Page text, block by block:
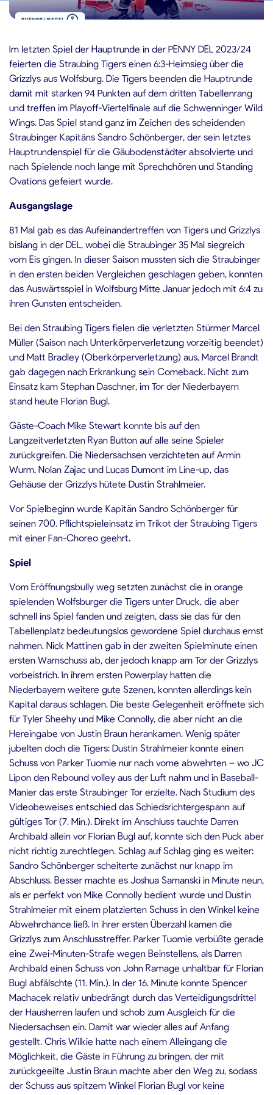
Im letzten Spiel der Hauptrunde in der PENNY DEL 2023/24
feierten die Straubing Tigers einen 6:3-Heimsieg über die
Grizzlys aus Wolfsburg. Die Tigers beenden die Hauptrunde
damit mit starken 94 Punkten auf dem dritten Tabellenrang
und treffen im Playoff-Viertelfinale auf die Schwenninger Wild
Wings. Das Spiel stand ganz im Zeichen des scheidenden
Straubinger Kapitäns Sandro Schönberger, der sein letztes
Hauptrundenspiel für die Gäubodenstädter absolvierte und
nach Spielende noch lange mit Sprechchören und Standing
Ovations gefeiert wurde.
Ausgangslage
81 Mal gab es das Aufeinandertreffen von Tigers und Grizzlys
bislang in der DEL, wobei die Straubinger 35 Mal siegreich
vom Eis gingen. In dieser Saison mussten sich die Straubinger
in den ersten beiden Vergleichen geschlagen geben, konnten
das Auswärtsspiel in Wolfsburg Mitte Januar jedoch mit 6:4 zu
ihren Gunsten entscheiden.
Bei den Straubing Tigers fielen die verletzten Stürmer Marcel
Müller (Saison nach Unterkörperverletzung vorzeitig beendet)
und Matt Bradley (Oberkörperverletzung) aus, Marcel Brandt
gab dagegen nach Erkrankung sein Comeback. Nicht zum
Einsatz kam Stephan Daschner, im Tor der Niederbayern
stand heute Florian Bugl.
Gäste-Coach Mike Stewart konnte bis auf den
Langzeitverletzten Ryan Button auf alle seine Spieler
zurückgreifen. Die Niedersachsen verzichteten auf Armin
Wurm, Nolan Zajac und Lucas Dumont im Line-up, das
Gehäuse der Grizzlys hütete Dustin Strahlmeier.
Vor Spielbeginn wurde Kapitän Sandro Schönberger für
seinen 700. Pflichtspieleinsatz im Trikot der Straubing Tigers
mit einer Fan-Choreo geehrt.
Spiel
Vom Eröffnungsbully weg setzten zunächst die in orange
spielenden Wolfsburger die Tigers unter Druck, die aber
schnell ins Spiel fanden und zeigten, dass sie das für den
Tabellenplatz bedeutungslos gewordene Spiel durchaus ernst
nahmen. Nick Mattinen gab in der zweiten Spielminute einen
ersten Warnschuss ab, der jedoch knapp am Tor der Grizzlys
vorbeistrich. In ihrem ersten Powerplay hatten die
Niederbayern weitere gute Szenen, konnten allerdings kein
Kapital daraus schlagen. Die beste Gelegenheit eröffnete sich
für Tyler Sheehy und Mike Connolly, die aber nicht an die
Hereingabe von Justin Braun herankamen. Wenig später
jubelten doch die Tigers: Dustin Strahlmeier konnte einen
Schuss von Parker Tuomie nur nach vorne abwehrten – wo JC
Lipon den Rebound volley aus der Luft nahm und in Baseball-
Manier das erste Straubinger Tor erzielte. Nach Studium des
Videobeweises entschied das Schiedsrichtergespann auf
gültiges Tor (7. Min.). Direkt im Anschluss tauchte Darren
Archibald allein vor Florian Bugl auf, konnte sich den Puck aber
nicht richtig zurechtlegen. Schlag auf Schlag ging es weiter:
Sandro Schönberger scheiterte zunächst nur knapp im
Abschluss. Besser machte es Joshua Samanski in Minute neun,
als er perfekt von Mike Connolly bedient wurde und Dustin
Strahlmeier mit einem platzierten Schuss in den Winkel keine
Abwehrchance ließ. In ihrer ersten Überzahl kamen die
Grizzlys zum Anschlusstreffer. Parker Tuomie verbüßte gerade
eine Zwei-Minuten-Strafe wegen Beinstellens, als Darren
Archibald einen Schuss von John Ramage unhaltbar für Florian
Bugl abfälschte (11. Min.). In der 16. Minute konnte Spencer
Machacek relativ unbedrängt durch das Verteidigungsdrittel
der Hausherren laufen und schob zum Ausgleich für die
Niedersachsen ein. Damit war wieder alles auf Anfang
gestellt. Chris Wilkie hatte nach einem Alleingang die
Möglichkeit, die Gäste in Führung zu bringen, der mit
zurückgeeilte Justin Braun machte aber den Weg zu, sodass
der Schuss aus spitzem Winkel Florian Bugl vor keine